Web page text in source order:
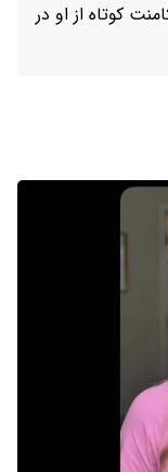
کوتاه از او در